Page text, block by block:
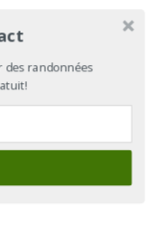
des randonnées